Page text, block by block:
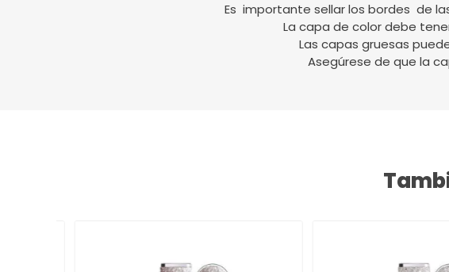
Es importante sellar los bordes de
La capa de color debe
Las capas gruesas
Asegúrese de que la